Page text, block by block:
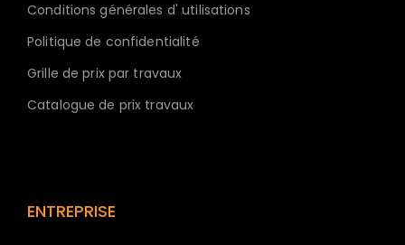
Conditions générales d' utilisations
Politique de confidentialité
Grille de prix par travaux
Catalogue de prix travaux
ENTREPRISE